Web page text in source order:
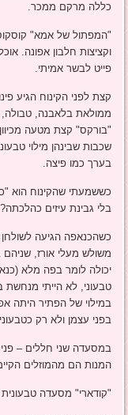
כללה מרקם ממכר.
"המפתול של אמא" קוסקוס
וקציצות חלבון אפונה.
פייט לבשר אמיתי.
קצת לפני הקינוח הגיע
ממולאת בלאבנה, טבולה,
"בורקס" קצת מטעה
שכבות שבינהן מילוי
בערך כמו פיצה.
כששמעתי שהקינוח הוא
בלי גבינת עיזים כהלכתה?
כשהכנאפה הגיעה
משולש מעלי אורז,
יכולה לומר בפה מלא
טבעוני, לא הייתי מנחשת
במילוי של הפתיר היתה
בפני עצמן ולא רק
במסעדה שני חללים –
המנות הם מהמוזלים
"קודארי" מסעדה טבעונית